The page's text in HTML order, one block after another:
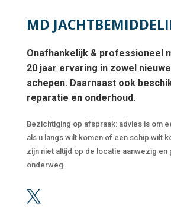
MD
Onafhankelijk & professioneel
20 jaar ervaring in zowel
schepen. Daarnaast ook
reparatie en onderhoud.
Bezichtiging op afspraak: advies is om
als u langs wilt komen of een schip wilt
zijn niet altijd op de locatie aanwezig en
onderweg.
